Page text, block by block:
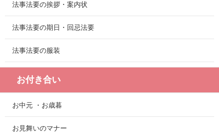
法事法要の挨拶・案内状
法事法要の期日・回忌法要
法事法要の服装
お付き合い
お中元 ・お歳暮
お見舞いのマナー